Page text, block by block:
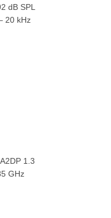
dB SPL
20 kHz
1.3
GHz